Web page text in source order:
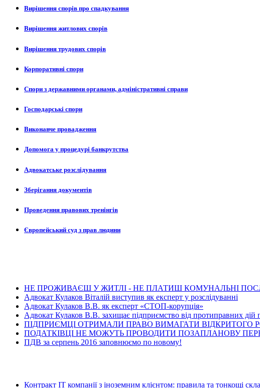
Вирішення спорів про спадкування
Вирішення житлових спорів
Вирішення трудових спорів
Корпоративні спори
Спори з державними органами, адміністративні справи
Господарські спори
Виконавче провадження
Допомога у процедурі банкрутства
Адвокатське розслідування
Зберігання документів
Проведення правових тренінгів
Європейський суд з прав людини
НЕ ПРОЖИВАЄШ У ЖИТЛІ - НЕ ПЛАТИШ КОМУНАЛЬНІ
Адвокат Кулаков Віталій виступив як експерт у розслідуванні
Адвокат Кулаков В.В. як експерт «СТОП-корупція»
Адвокат Кулаков В.В. захищає підприємство від протиправних дій
ПІДПРИЄМЦІ ОТРИМАЛИ ПРАВО ВИМАГАТИ ВІДКРИТОГО
ПОДАТКІВЦІ НЕ МОЖУТЬ ПРОВОДИТИ ПОЗАПЛАНОВУ
ПДВ за серпень 2016 заповнюємо по новому!
Контракт ІТ компанії з іноземним клієнтом: правила та тонкощі